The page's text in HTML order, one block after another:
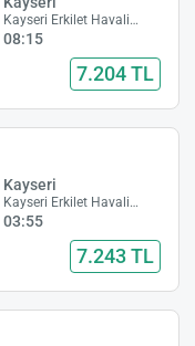
Kayseri Erkilet Havalimanı
08:15
7.204 TL
Kayseri
Kayseri Erkilet Havalimanı
03:55
7.243 TL